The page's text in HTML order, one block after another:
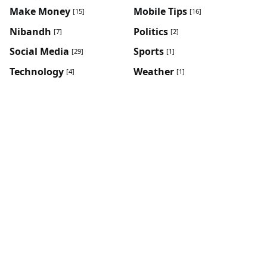
Make Money [15] Mobile Tips [16]
Nibandh [7] Politics [2]
Social Media [29] Sports [1]
Technology [4] Weather [1]